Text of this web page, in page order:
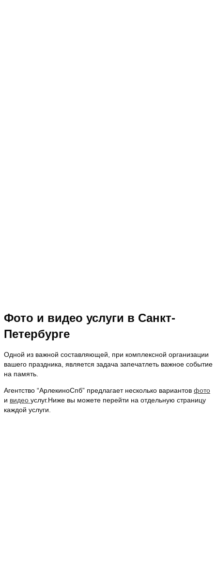
Фото и видео услуги в Санкт-
Петербурге
Одной из важной составляющей, при комплексной организации
вашего праздника, является задача запечатлеть важное событие
на память.
Агентство “АрлекиноСпб” предлагает несколько вариантов фото
и видео услуг.Ниже вы можете перейти на отдельную страницу
каждой услуги.